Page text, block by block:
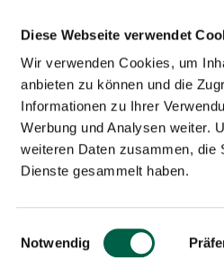
Diese Webseite verwendet
Wir verwenden Cookies, um
anbieten zu können und die
Informationen zu Ihrer
Werbung und Analysen weiter.
weiteren Daten zusammen, die
Dienste gesammelt haben.
Einwilligungsauswahl
Notwendig